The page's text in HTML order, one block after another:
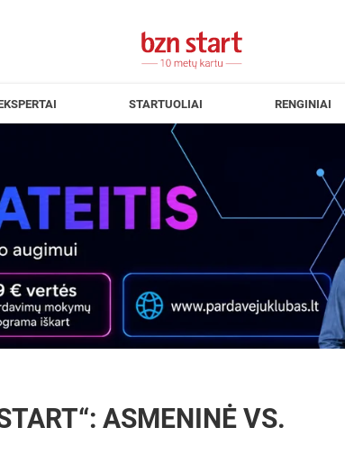
STARTUOLIAI RENGINIAI
ASMENINĖ VS.